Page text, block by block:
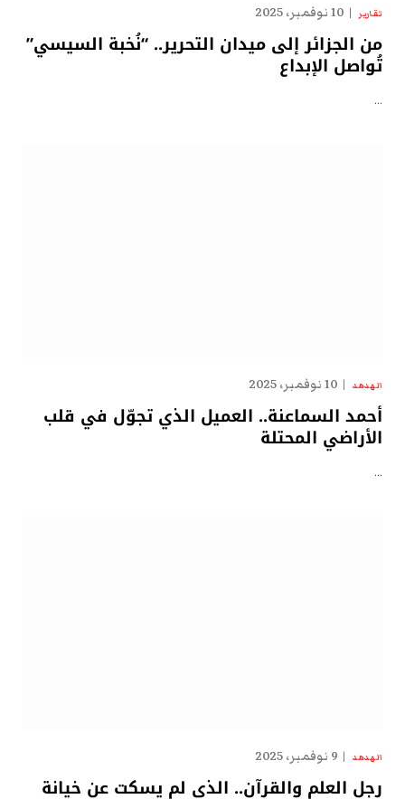
تقارير 10 نوفمبر، 2025
من الجزائر إلى ميدان التحرير.. “نُخبة السيسي”
تُواصل الإبداع
…
الهدهد 10 نوفمبر، 2025
أحمد السماعنة.. العميل الذي تجوّل في قلب
الأراضي المحتلة
…
الهدهد 9 نوفمبر، 2025
رجل العلم والقرآن.. الذي لم يسكت عن خيانة